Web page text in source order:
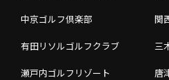
中京ゴルフ倶楽部 関
有田リソルゴルフクラブ 三
瀬戸内ゴルフリゾート 唐